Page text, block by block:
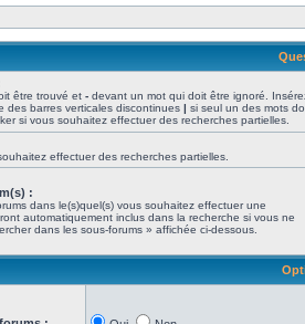
être trouvé et - devant un mot qui doit être ignoré.
des barres verticales discontinues | si seul un des mots
si vous souhaitez effectuer des recherches partielles.
effectuer des recherches partielles.
:
dans le(s)quel(s) vous souhaitez effectuer une
automatiquement inclus dans la recherche si vous ne
dans les sous-forums » affichée ci-dessous.